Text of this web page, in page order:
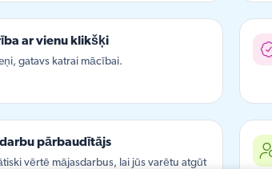
ar vienu klikšķi
gatavs katrai mācībai.
pārbaudītājs
vērtē mājasdarbus, lai jūs varētu atgūt